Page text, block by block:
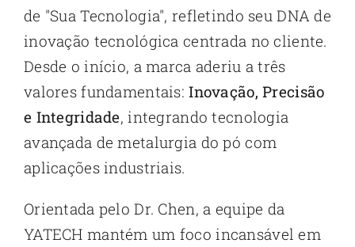
de "Sua Tecnologia", refletindo seu DNA de
inovação tecnológica centrada no cliente.
Desde o início, a marca aderiu a três
valores fundamentais:Inovação, Precisão
e Integridade, integrando tecnologia
avançada de metalurgia do pó com
aplicações industriais.
Orientada pelo Dr. Chen, a equipe da
YATECH mantém um foco incansável em